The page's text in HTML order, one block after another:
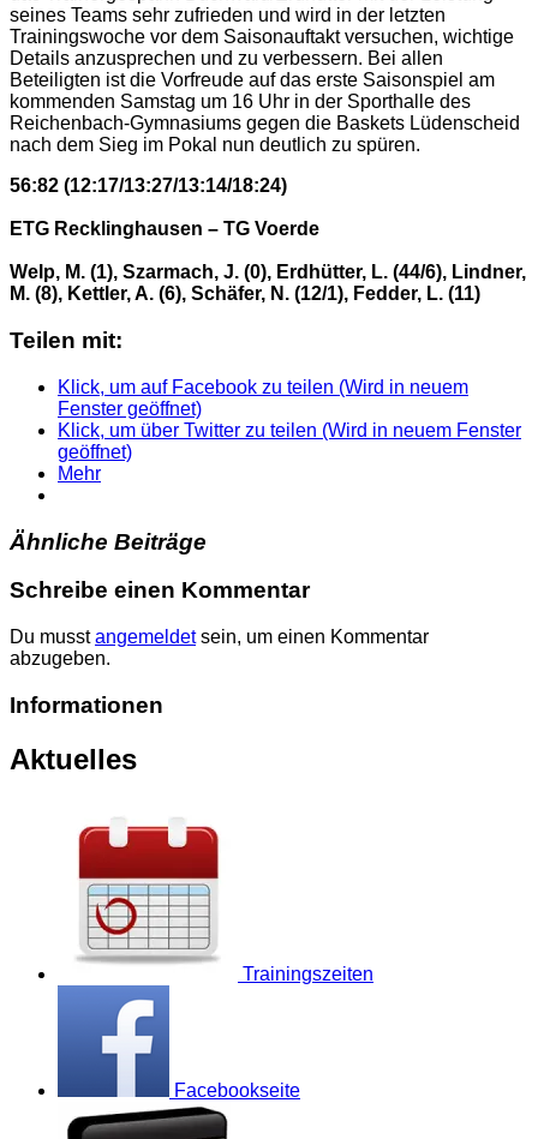
seines Teams sehr zufrieden und wird in der letzten
Trainingswoche vor dem Saisonauftakt versuchen, wichtige
Details anzusprechen und zu verbessern. Bei allen
Beteiligten ist die Vorfreude auf das erste Saisonspiel am
kommenden Samstag um 16 Uhr in der Sporthalle des
Reichenbach-Gymnasiums gegen die Baskets Lüdenscheid
nach dem Sieg im Pokal nun deutlich zu spüren.
56:82 (12:17/13:27/13:14/18:24)
ETG Recklinghausen – TG Voerde
Welp, M. (1), Szarmach, J. (0), Erdhütter, L. (44/6), Lindner,
M. (8), Kettler, A. (6), Schäfer, N. (12/1), Fedder, L. (11)
Teilen mit:
Klick, um auf Facebook zu teilen (Wird in neuem
Fenster geöffnet)
Klick, um über Twitter zu teilen (Wird in neuem Fenster
geöffnet)
Mehr
Ähnliche Beiträge
Schreibe einen Kommentar
Du musstangemeldetsein, um einen Kommentar
abzugeben.
Informationen
Aktuelles
Trainingszeiten
Facebookseite